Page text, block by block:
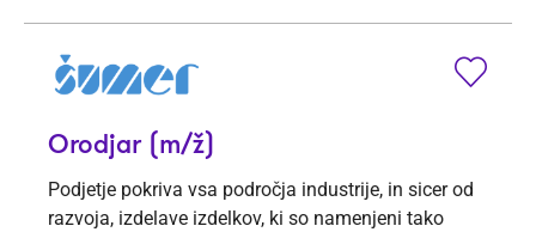
Orodjar (m/ž)
Podjetje pokriva vsa področja industrije, in sicer od
razvoja, izdelave izdelkov, ki so namenjeni tako